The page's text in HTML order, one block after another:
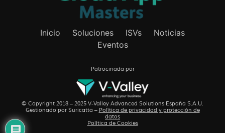
Inicio Soluciones ISVs
Noticias
Eventos
Patrocinada por
© Copyright 2018 – 2025 V-Valley Advanced Solutions España S.A.U.
Gestionado por Suricatta – Política de privacidad y protección de
datos
Política de Cookies